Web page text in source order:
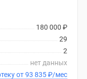
180 000 ₽
29
2
нет данных
В ипотеку от 93 835₽/мес